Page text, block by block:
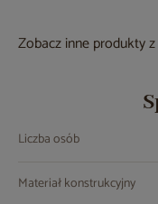
Zobacz inne produkty
Liczba osób
Materiał konstrukcyjny